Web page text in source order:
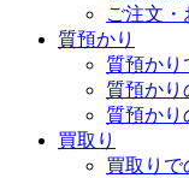
ご注文
質預かり
質預かり
質預かり
質預かり
買取り
買取りで